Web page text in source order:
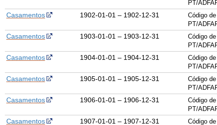
PT/
Casamentos 1902-01-01 – 1902-12-31
Código
PT/
Casamentos 1903-01-01 – 1903-12-31
Código
PT/
Casamentos 1904-01-01 – 1904-12-31
Código
PT/
Casamentos 1905-01-01 – 1905-12-31
Código
PT/
Casamentos 1906-01-01 – 1906-12-31
Código
PT/
Casamentos 1907-01-01 – 1907-12-31
Código